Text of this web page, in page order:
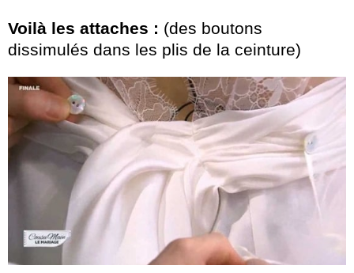
Voilà les attaches : (des boutons
dissimulés dans les plis de la ceinture)